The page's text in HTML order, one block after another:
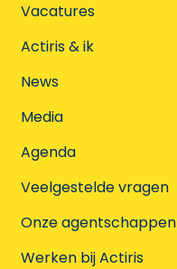
Vacatures
Actiris & ik
News
Media
Agenda
Veelgestelde vragen
Onze agentschappen
Werken bij Actiris